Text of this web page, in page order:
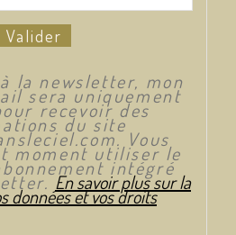
Valider
la newsletter, mon
sera uniquement
recevoir des
du site
Vous
moment utiliser le
intégré
En savoir plus sur la
données et vos droits